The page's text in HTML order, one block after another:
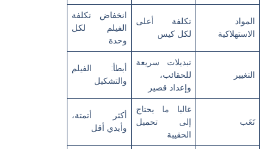
المواد
الاستهلاكية
تكلفة أعلى
لكل كيس
انخفاض تكلفة
الفيلم لكل
وحدة
التغيير
تبديلات سريعة
للحقائب،
وإعداد قصير
أبطأ: الفيلم
والتشكيل
تَعَب
غالبا ما يحتاج
إلى تحميل
الحقيبة
أكثر أتمتة،
وأيدي أقل